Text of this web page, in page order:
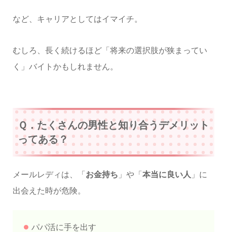
など、キャリアとしてはイマイチ。
むしろ、長く続けるほど「将来の選択肢が狭まってい
く」バイトかもしれません。
Ｑ．たくさんの男性と知り合うデメリット
ってある？
メールレディは、「 お金持ち 」や「 本当に良い人 」に
出会えた時が危険。
パパ活に手を出す